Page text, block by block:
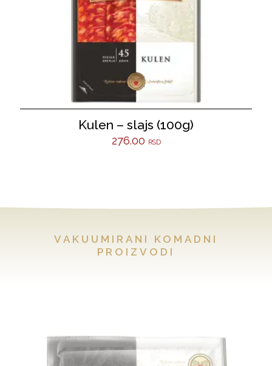
Kulen – slajs (100g)
276.00 RSD
VAKUUMIRANI KOMADNI
PROIZVODI